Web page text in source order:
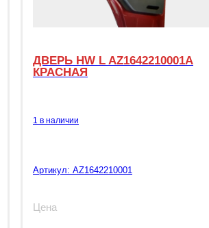
ДВЕРЬ HW L AZ1642210001A
КРАСНАЯ
1 в наличии
Артикул: AZ1642210001
Цена